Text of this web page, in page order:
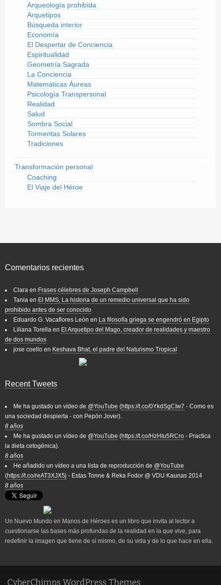
Arqueología prohibida
Arquetipos
Búsqueda interior
Economía
El Despertar de Conciencia
Espiritualidad
Geometría Sagrada
La Conciencia
Matemáticas Áureas
Psicología Transpersonal
Realidad
Salud
Sombra Social
Tormentas Solares
Tradiciones
Transformación personal
Coaching
El Viaje del Héroe
Comentarios recientes
Clara en Frases célebres de Joseph Campbell
Tania en El MMS, La historia de un remedio universal que ha sido
prohibido antes de ser conocido
Eduardo G. Vacaflores León en La filosofía griega se engendró en Egipto
Liliana Torella en El Arquetipo del Mago, creador de realidades y maestro
de dos mundos
jose coello en Keshava Bhat, el padre del Naturismo Tropical
Recent Tweets
Me ha gustado un vídeo de @YouTube (https://t.co/0YkdSgCIw7 - Como es
una sociedad despierta - con Pepón Jover).
8 años
Me ha gustado un vídeo de @YouTube (https://t.co/HzHIu5RCro - Practica
la dieta cetogénica).
8 años
He añadido un vídeo a una lista de reproducción de @YouTube
(https://t.co/reAT3XJX5j - Estas Tonne & Reka Fodor @ VDU Kaunas 2014
8 años
Un Nuevo Mundo en Manos de Héroes es un libro que invita al lector a
cuestionarse las bases más profundas de la realidad en la que vive, para
redefinir la imagen que tiene de sí mismo, de su vida y de lo que hace en ella.
CyberChimps WordPress Themes